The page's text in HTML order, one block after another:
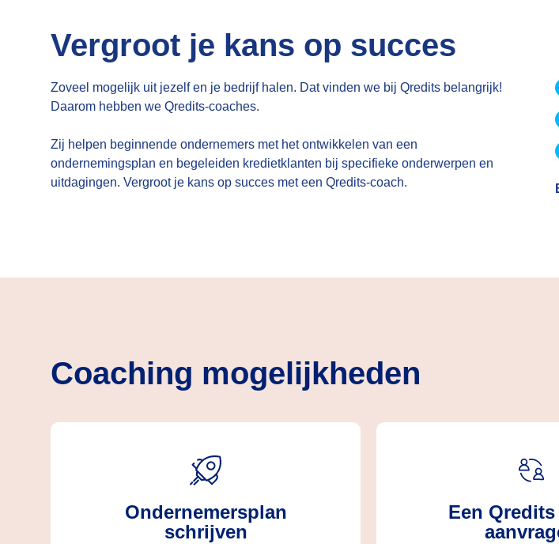
Vergroot je kans op succes
Zoveel mogelijk uit jezelf en je bedrijf halen. Dat vinden we bij Qredits belangrijk!
Daarom hebben we Qredits-coaches.
Zij helpen beginnende ondernemers met het ontwikkelen van een
ondernemingsplan en begeleiden kredietklanten bij specifieke onderwerpen en
uitdagingen. Vergroot je kans op succes met een Qredits-coach.
Coaching mogelijkheden
Ondernemersplan
schrijven
Een